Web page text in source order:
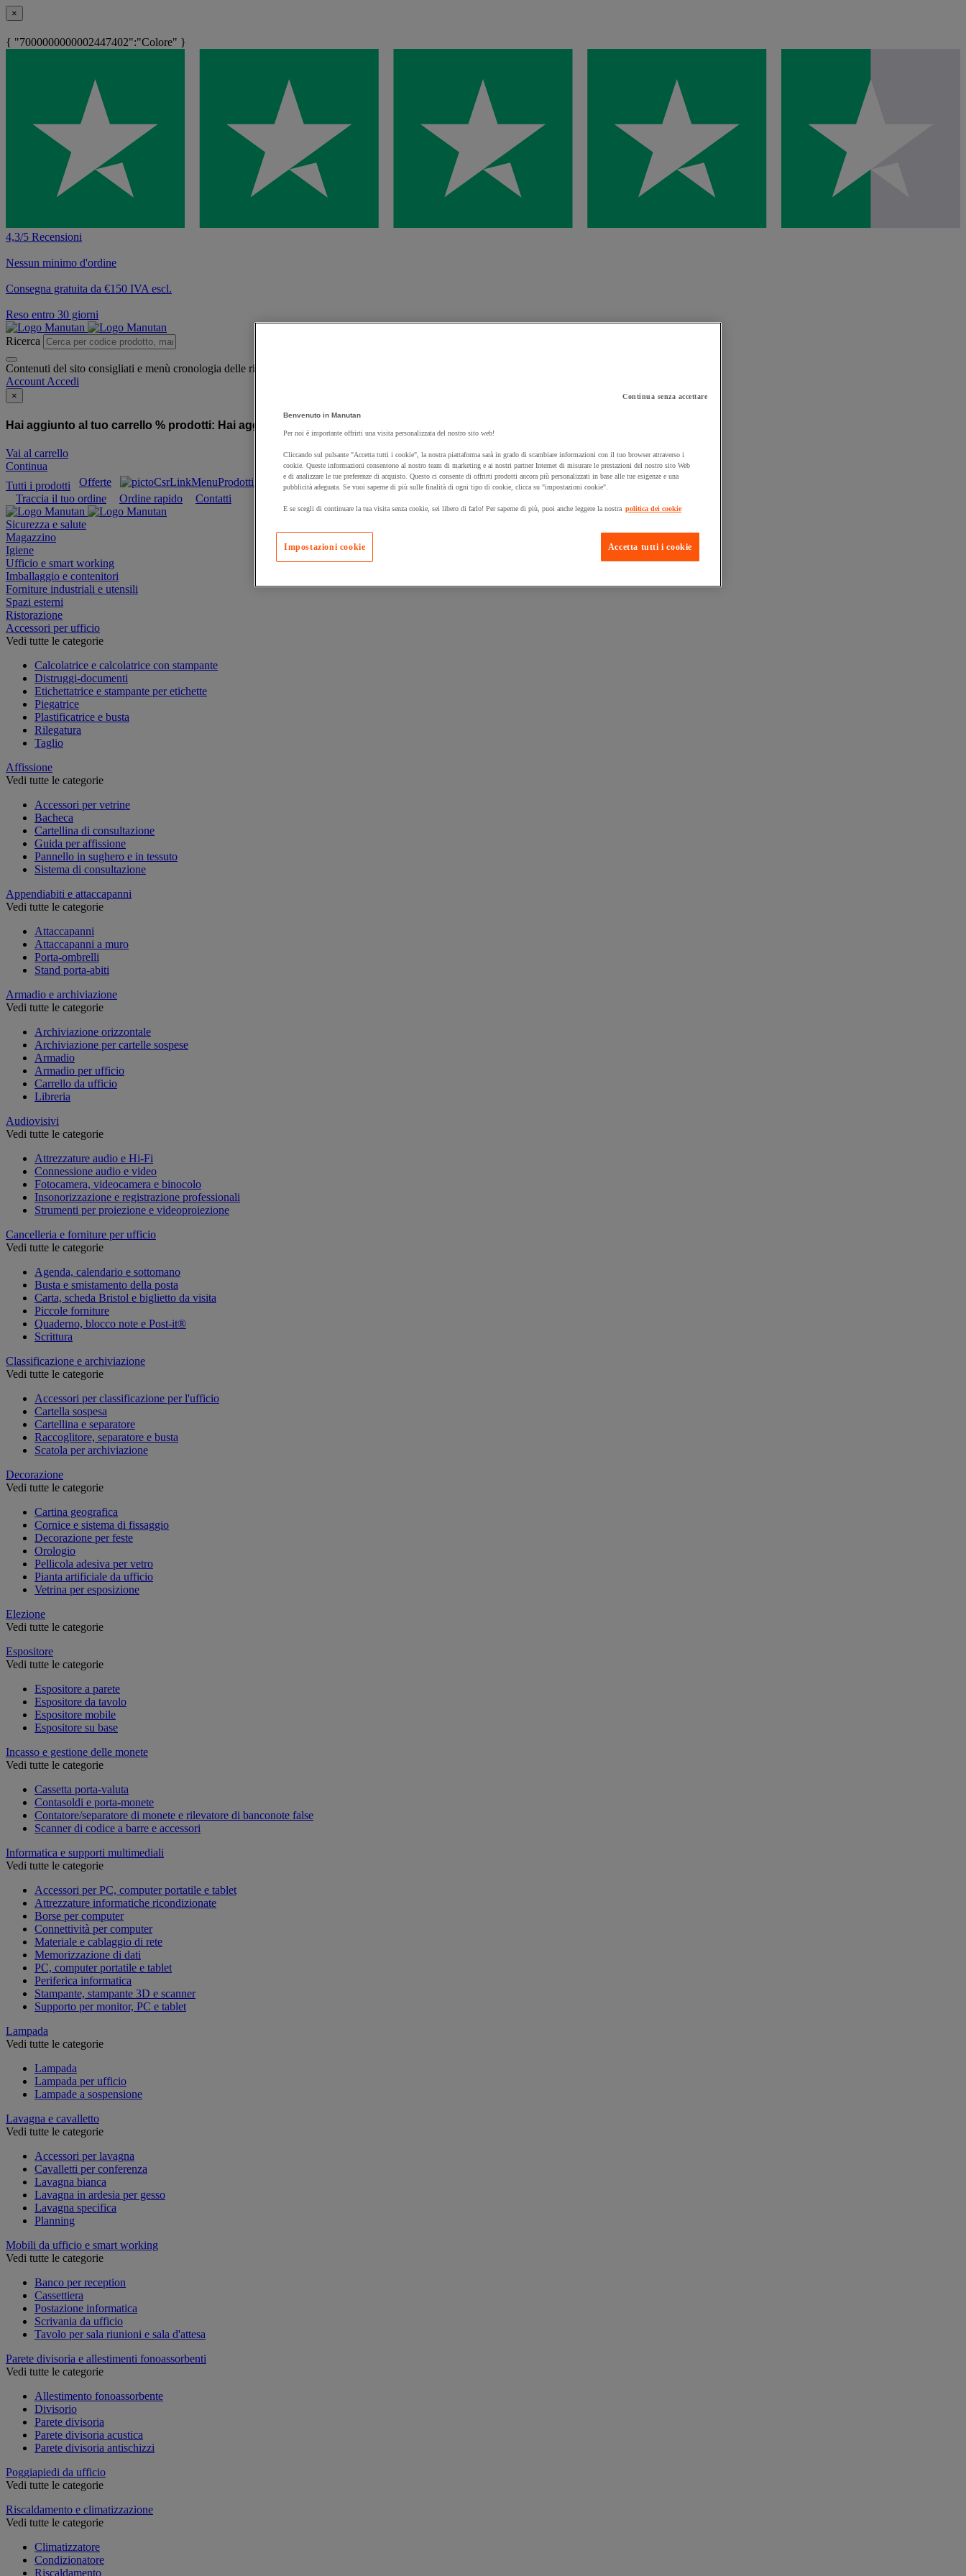
×
{ "7000000000002447402":"Colore" }
4,3/5 Recensioni
Nessun minimo d'ordine
Consegna gratuita da €150 IVA escl.
Reso entro 30 giorni
Ricerca
Contenuti del sito consigliati e menù cronologia delle ricerche
Account Accedi
×
Hai aggiunto al tuo carrello % prodotti: Hai aggiunto al tuo carrello un prodotto:
Vai al carrello
Continua
Tutti i prodotti
Offerte Prodotti sostenibili Manutan Expert
Prodotti in pronta consegna
Traccia il tuo ordine
Ordine rapido Contatti
Sicurezza e salute
Magazzino
Igiene
Ufficio e smart working
Imballaggio e contenitori
Forniture industriali e utensili
Spazi esterni
Ristorazione
Accessori per ufficio
Vedi tutte le categorie
Calcolatrice e calcolatrice con stampante
Distruggi-documenti
Etichettatrice e stampante per etichette
Piegatrice
Plastificatrice e busta
Rilegatura
Taglio
Affissione
Vedi tutte le categorie
Accessori per vetrine
Bacheca
Cartellina di consultazione
Guida per affissione
Pannello in sughero e in tessuto
Sistema di consultazione
Appendiabiti e attaccapanni
Vedi tutte le categorie
Attaccapanni
Attaccapanni a muro
Porta-ombrelli
Stand porta-abiti
Armadio e archiviazione
Vedi tutte le categorie
Archiviazione orizzontale
Archiviazione per cartelle sospese
Armadio
Armadio per ufficio
Carrello da ufficio
Libreria
Audiovisivi
Vedi tutte le categorie
Attrezzature audio e Hi-Fi
Connessione audio e video
Fotocamera, videocamera e binocolo
Insonorizzazione e registrazione professionali
Strumenti per proiezione e videoproiezione
Cancelleria e forniture per ufficio
Vedi tutte le categorie
Agenda, calendario e sottomano
Busta e smistamento della posta
Carta, scheda Bristol e biglietto da visita
Piccole forniture
Quaderno, blocco note e Post-it®
Scrittura
Classificazione e archiviazione
Vedi tutte le categorie
Accessori per classificazione per l'ufficio
Cartella sospesa
Cartellina e separatore
Raccoglitore, separatore e busta
Scatola per archiviazione
Decorazione
Vedi tutte le categorie
Cartina geografica
Cornice e sistema di fissaggio
Decorazione per feste
Orologio
Pellicola adesiva per vetro
Pianta artificiale da ufficio
Vetrina per esposizione
Elezione
Vedi tutte le categorie
Espositore
Vedi tutte le categorie
Espositore a parete
Espositore da tavolo
Espositore mobile
Espositore su base
Incasso e gestione delle monete
Vedi tutte le categorie
Cassetta porta-valuta
Contasoldi e porta-monete
Contatore/separatore di monete e rilevatore di banconote false
Scanner di codice a barre e accessori
Informatica e supporti multimediali
Vedi tutte le categorie
Accessori per PC, computer portatile e tablet
Attrezzature informatiche ricondizionate
Borse per computer
Connettività per computer
Materiale e cablaggio di rete
Memorizzazione di dati
PC, computer portatile e tablet
Periferica informatica
Stampante, stampante 3D e scanner
Supporto per monitor, PC e tablet
Lampada
Vedi tutte le categorie
Lampada
Lampada per ufficio
Lampade a sospensione
Lavagna e cavalletto
Vedi tutte le categorie
Accessori per lavagna
Cavalletti per conferenza
Lavagna bianca
Lavagna in ardesia per gesso
Lavagna specifica
Planning
Mobili da ufficio e smart working
Vedi tutte le categorie
Banco per reception
Cassettiera
Postazione informatica
Scrivania da ufficio
Tavolo per sala riunioni e sala d'attesa
Parete divisoria e allestimenti fonoassorbenti
Vedi tutte le categorie
Allestimento fonoassorbente
Divisorio
Parete divisoria
Parete divisoria acustica
Parete divisoria antischizzi
Poggiapiedi da ufficio
Vedi tutte le categorie
Riscaldamento e climatizzazione
Vedi tutte le categorie
Climatizzatore
Condizionatore
Riscaldamento
Continua senza accettare
Benvenuto in Manutan
Per noi è importante offrirti una visita personalizzata del nostro sito web!
Cliccando sul pulsante "Accetta tutti i cookie", la nostra piattaforma sarà in grado di scambiare informazioni con il tuo browser attraverso i
cookie. Queste informazioni consentono al nostro team di marketing e ai nostri partner Internet di misurare le prestazioni del nostro sito Web
e di analizzare le tue preferenze di acquisto. Questo ci consente di offrirti prodotti ancora più personalizzati in base alle tue esigenze e una
pubblicità adeguata. Se vuoi saperne di più sulle finalità di ogni tipo di cookie, clicca su "impostazioni cookie".
E se scegli di continuare la tua visita senza cookie, sei libero di farlo! Per saperne di più, puoi anche leggere la nostra politica dei cookie
Accetta tutti i cookie
Impostazioni cookie